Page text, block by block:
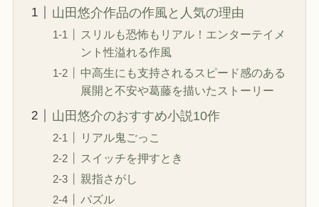
山田悠介作品の作風と人気の理由
スリルも恐怖もリアル！エンターテイメ
ント性溢れる作風
中高生にも支持されるスピード感のある
展開と不安や葛藤を描いたストーリー
山田悠介のおすすめ小説10作
リアル鬼ごっこ
スイッチを押すとき
親指さがし
パズル